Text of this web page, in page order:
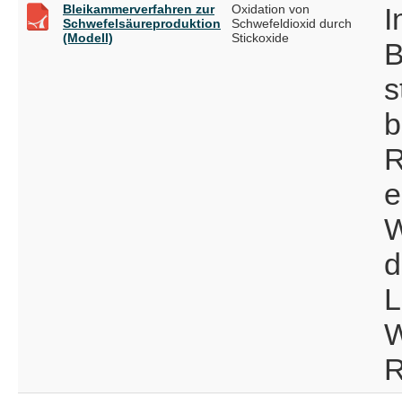
Bleikammerverfahren zur
Schwefelsäureproduktion
(Modell)
Oxidation von
Schwefeldioxid durch
Stickoxide